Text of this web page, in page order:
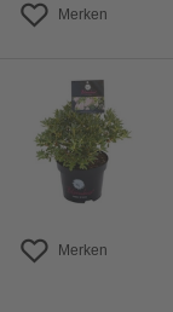
Merken
Merken